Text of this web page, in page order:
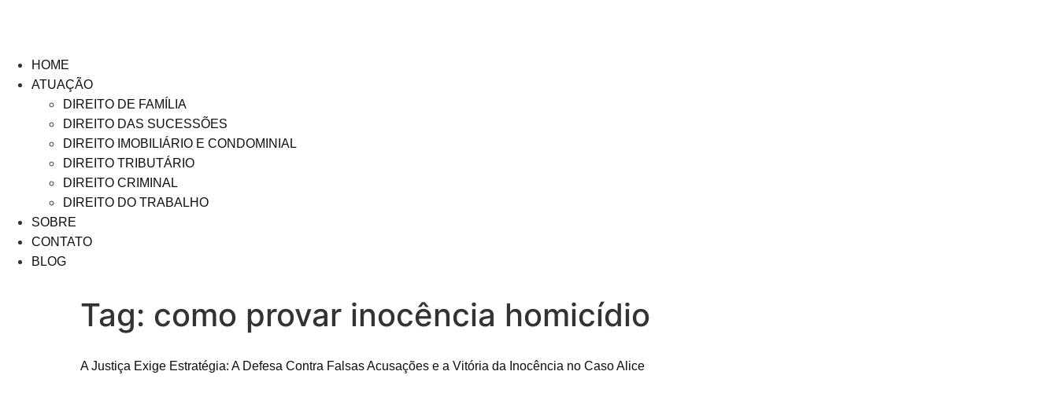
HOME
ATUAÇÃO
DIREITO DE FAMÍLIA
DIREITO DAS SUCESSÕES
DIREITO IMOBILIÁRIO E CONDOMINIAL
DIREITO TRIBUTÁRIO
DIREITO CRIMINAL
DIREITO DO TRABALHO
SOBRE
CONTATO
BLOG
Tag: como provar inocência homicídio
A Justiça Exige Estratégia: A Defesa Contra Falsas Acusações e a Vitória da Inocência no Caso Alice